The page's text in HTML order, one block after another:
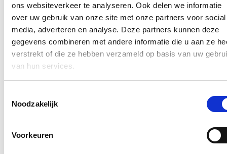
ons websiteverkeer te analyseren. Ook delen we informatie
over uw gebruik van onze site met onze partners voor social
media, adverteren en analyse. Deze partners kunnen deze
gegevens combineren met andere informatie die u aan ze
verstrekt of die ze hebben verzameld op basis van uw
van hun services.
Noodzakelijk
Voorkeuren
www.kunstenfestivalwatou.be
Blijf je graag op de hoogte?
Ontvang mijn nieuwsbrief.
Postcode
Ja, ik wens de nieuwsbrief van Loes Vandromme te ontvangen op
Klikhierom de privacyvoorwaarden te raadplegen